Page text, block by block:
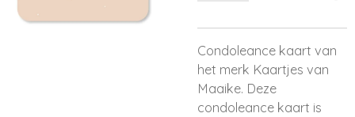
Condoleance kaart van
het merk Kaartjes van
Maaike. Deze
condoleance kaart is